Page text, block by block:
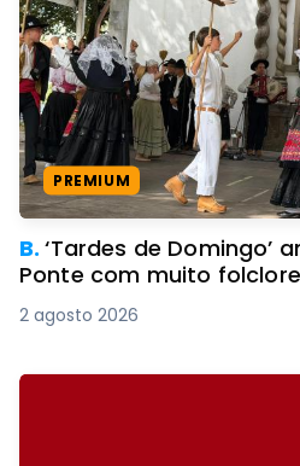
PREMIUM
B.‘Tardes de Domingo’
Ponte com muito folclore
2 agosto 2026